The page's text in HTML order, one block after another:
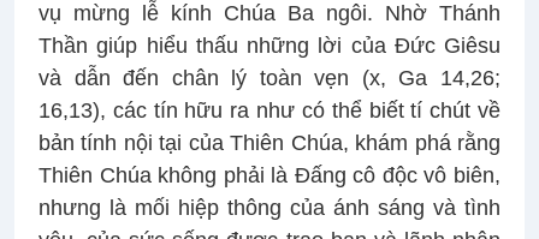
vụ mừng lễ kính Chúa Ba ngôi. Nhờ Thánh
Thần giúp hiểu thấu những lời của Đức Giêsu
và dẫn đến chân lý toàn vẹn (x, Ga 14,26;
16,13), các tín hữu ra như có thể biết tí chút về
bản tính nội tại của Thiên Chúa, khám phá rằng
Thiên Chúa không phải là Đấng cô độc vô biên,
nhưng là mối hiệp thông của ánh sáng và tình